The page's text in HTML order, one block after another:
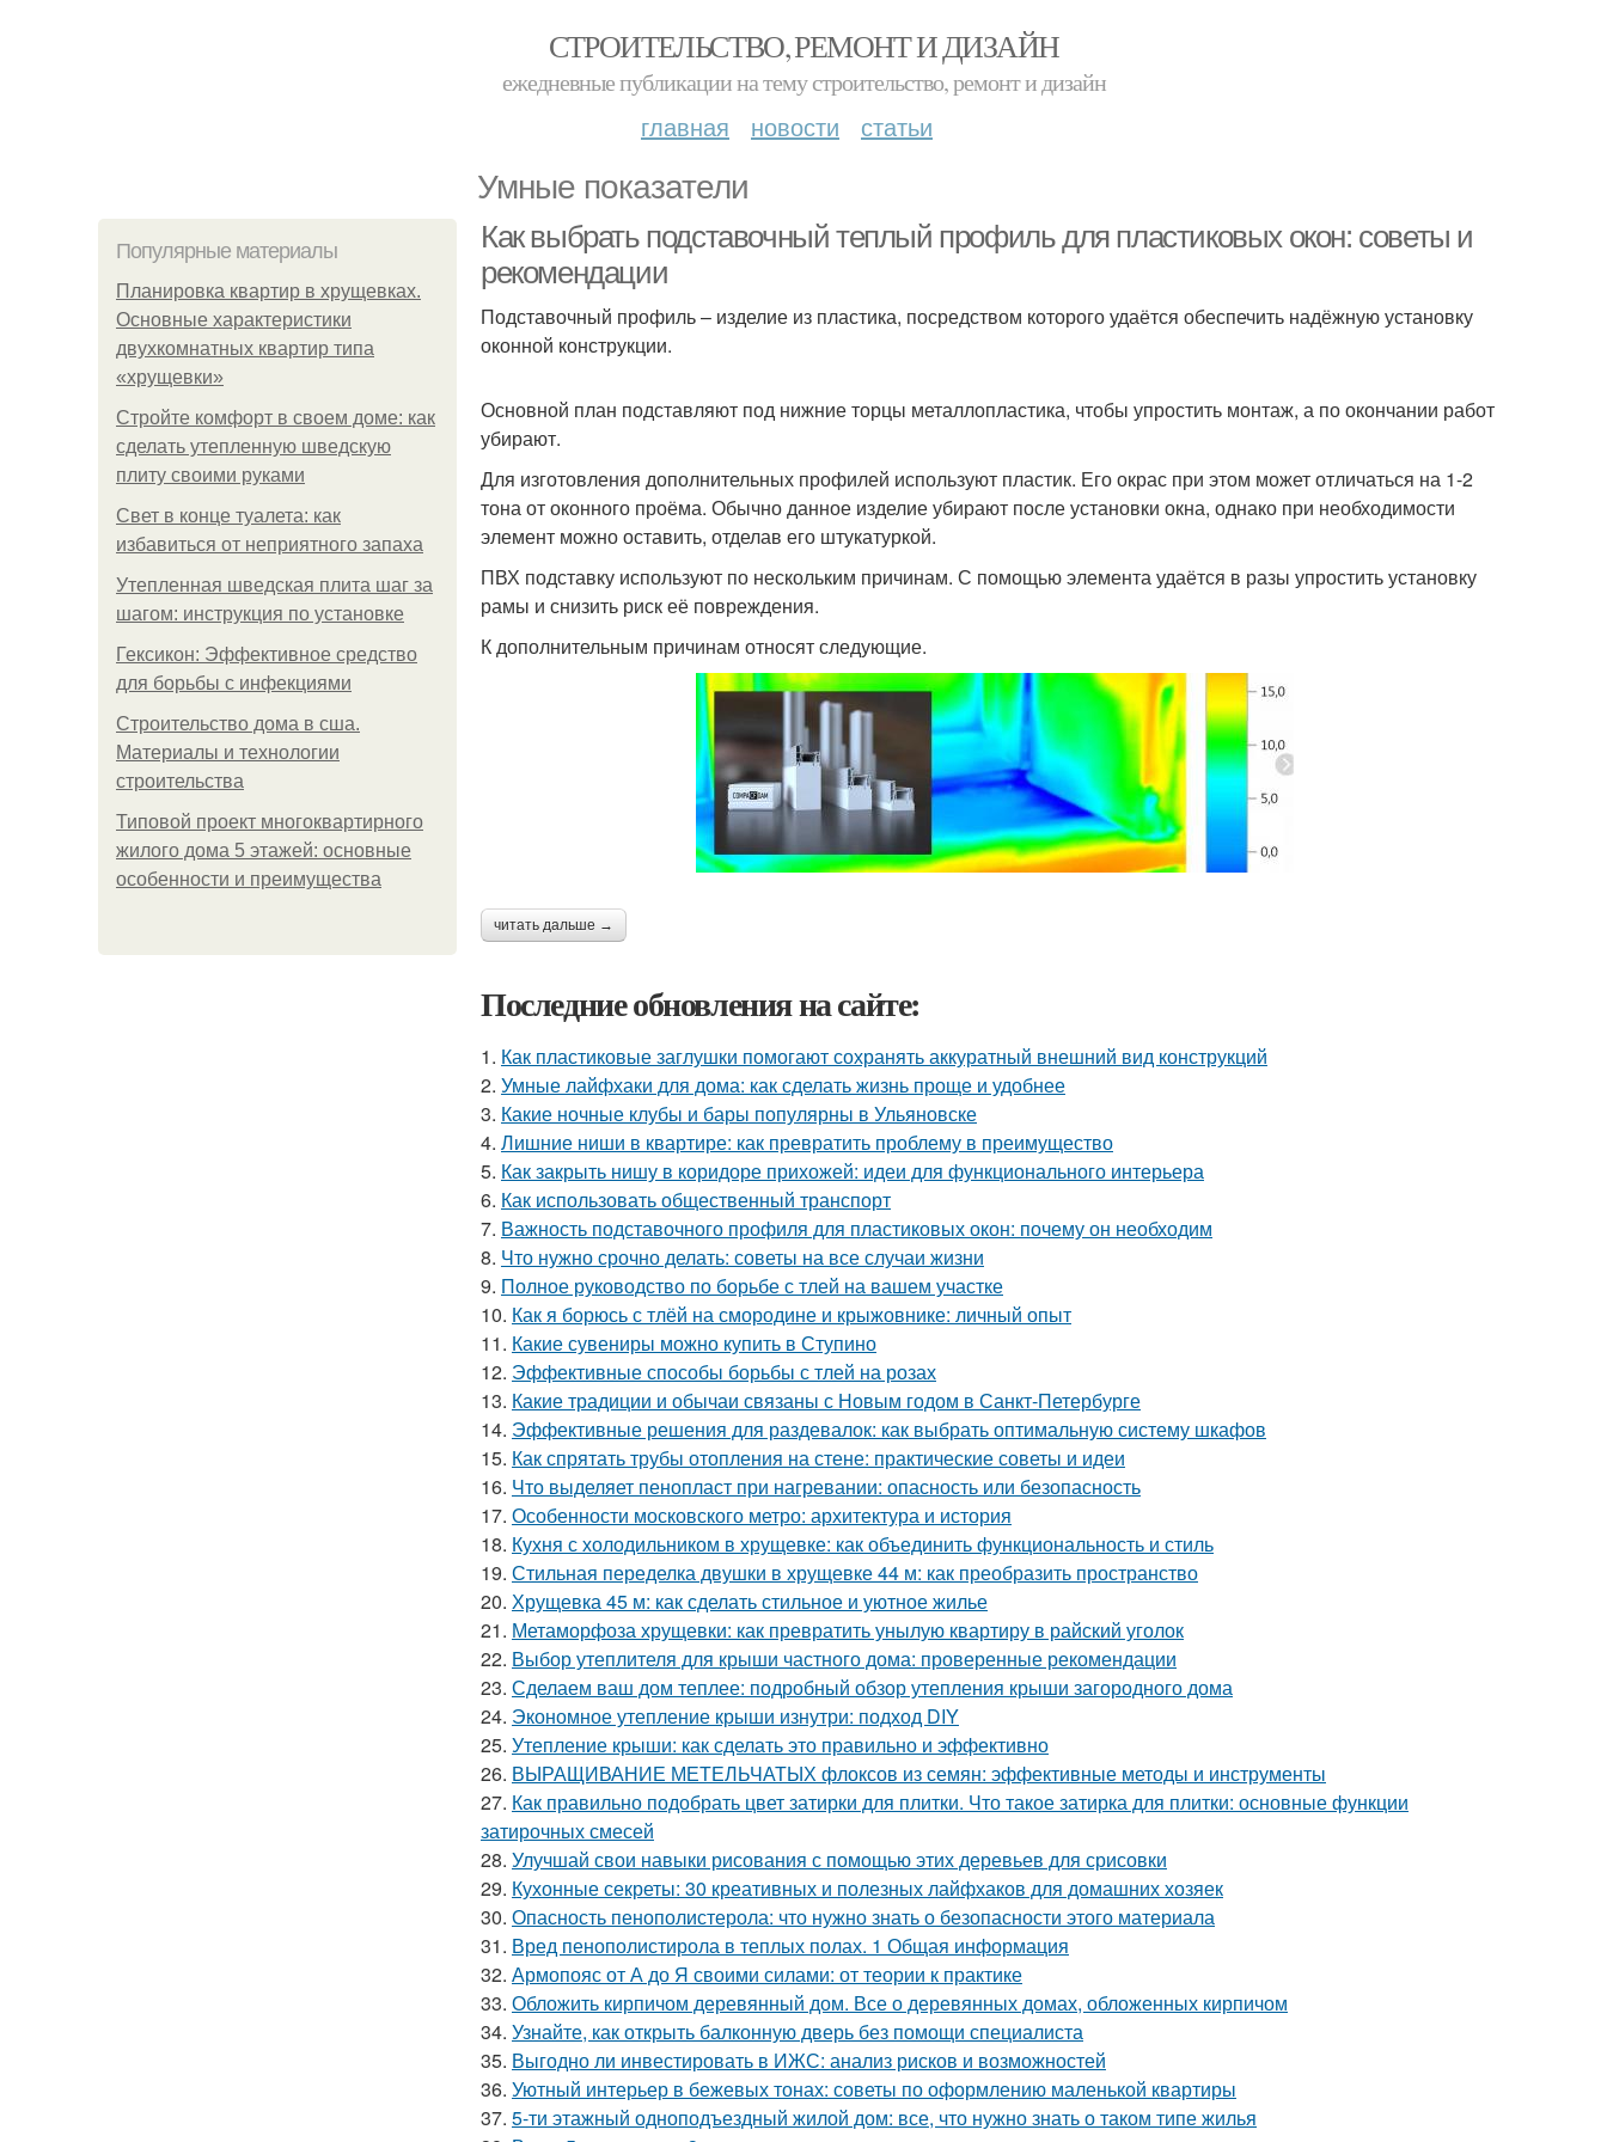
СТРОИТЕЛЬСТВО, РЕМОНТ И ДИЗАЙН
ежедневные публикации на тему строительство, ремонт и дизайн
главная новости статьи
Умные показатели
Популярные материалы
Планировка квартир в хрущевках.
Основные характеристики
двухкомнатных квартир типа
«хрущевки»
Стройте комфорт в своем доме: как
сделать утепленную шведскую
плиту своими руками
Свет в конце туалета: как
избавиться от неприятного запаха
Утепленная шведская плита шаг за
шагом: инструкция по установке
Гексикон: Эффективное средство
для борьбы с инфекциями
Строительство дома в сша.
Материалы и технологии
строительства
Типовой проект многоквартирного
жилого дома 5 этажей: основные
особенности и преимущества
Как выбрать подставочный теплый профиль для пластиковых окон: советы и
рекомендации
Подставочный профиль – изделие из пластика, посредством которого удаётся обеспечить надёжную установку
оконной конструкции.
Основной план подставляют под нижние торцы металлопластика, чтобы упростить монтаж, а по окончании работ
убирают.
Для изготовления дополнительных профилей используют пластик. Его окрас при этом может отличаться на 1-2
тона от оконного проёма. Обычно данное изделие убирают после установки окна, однако при необходимости
элемент можно оставить, отделав его штукатуркой.
ПВХ подставку используют по нескольким причинам. С помощью элемента удаётся в разы упростить установку
рамы и снизить риск её повреждения.
К дополнительным причинам относят следующие.
читать дальше →
Последние обновления на сайте:
1. Как пластиковые заглушки помогают сохранять аккуратный внешний вид конструкций
2. Умные лайфхаки для дома: как сделать жизнь проще и удобнее
3. Какие ночные клубы и бары популярны в Ульяновске
4. Лишние ниши в квартире: как превратить проблему в преимущество
5. Как закрыть нишу в коридоре прихожей: идеи для функционального интерьера
6. Как использовать общественный транспорт
7. Важность подставочного профиля для пластиковых окон: почему он необходим
8. Что нужно срочно делать: советы на все случаи жизни
9. Полное руководство по борьбе с тлей на вашем участке
10. Как я борюсь с тлёй на смородине и крыжовнике: личный опыт
11. Какие сувениры можно купить в Ступино
12. Эффективные способы борьбы с тлей на розах
13. Какие традиции и обычаи связаны с Новым годом в Санкт-Петербурге
14. Эффективные решения для раздевалок: как выбрать оптимальную систему шкафов
15. Как спрятать трубы отопления на стене: практические советы и идеи
16. Что выделяет пенопласт при нагревании: опасность или безопасность
17. Особенности московского метро: архитектура и история
18. Кухня с холодильником в хрущевке: как объединить функциональность и стиль
19. Стильная переделка двушки в хрущевке 44 м: как преобразить пространство
20. Хрущевка 45 м: как сделать стильное и уютное жилье
21. Метаморфоза хрущевки: как превратить унылую квартиру в райский уголок
22. Выбор утеплителя для крыши частного дома: проверенные рекомендации
23. Сделаем ваш дом теплее: подробный обзор утепления крыши загородного дома
24. Экономное утепление крыши изнутри: подход DIY
25. Утепление крыши: как сделать это правильно и эффективно
26. ВЫРАЩИВАНИЕ МЕТЕЛЬЧАТЫХ флоксов из семян: эффективные методы и инструменты
27. Как правильно подобрать цвет затирки для плитки. Что такое затирка для плитки: основные функции
затирочных смесей
28. Улучшай свои навыки рисования с помощью этих деревьев для срисовки
29. Кухонные секреты: 30 креативных и полезных лайфхаков для домашних хозяек
30. Опасность пенополистерола: что нужно знать о безопасности этого материала
31. Вред пенополистирола в теплых полах. 1 Общая информация
32. Армопояс от А до Я своими силами: от теории к практике
33. Обложить кирпичом деревянный дом. Все о деревянных домах, обложенных кирпичом
34. Узнайте, как открыть балконную дверь без помощи специалиста
35. Выгодно ли инвестировать в ИЖС: анализ рисков и возможностей
36. Уютный интерьер в бежевых тонах: советы по оформлению маленькой квартиры
37. 5-ти этажный одноподъездный жилой дом: все, что нужно знать о таком типе жилья